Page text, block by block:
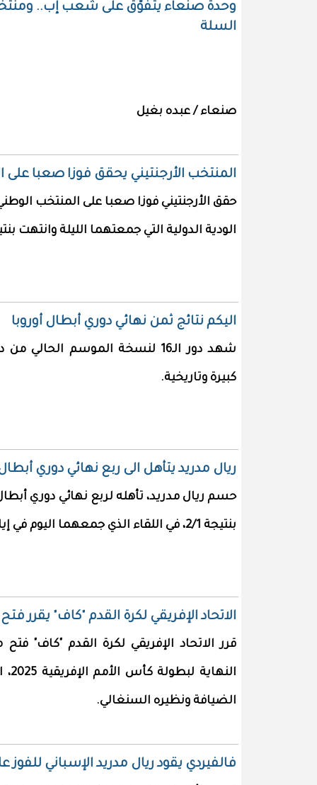
وحدة صنعاء يتفوَّق على شعب إب..
السلة
صنعاء / عبده بغيل
المنتخب الأرجنتيني يحقق فوزا صعبا
حقق الأرجنتيني فوزا صعبا على المنتخب
الودية الدولية التي جمعتهما الليلة وانتهت
اليكم نتائج ثمن نهائي دوري أبطال أوروبا
كبيرة وتاريخية.
ريال مدريد يتأهل الى ربع نهائي دوري أبطال
حسم ريال مدريد، تأهله لربع نهائي دوري
بنتيجة 2/1، في اللقاء الذي جمعهما اليوم في إياب ثمن النهائي.
الاتحاد الإفريقي لكرة القدم "كاف" يقرر
قرر الاتحاد الإفريقي لكرة القدم "كاف"
الضيافة ونظيره السنغالي.
فالفيردي يقود ريال مدريد الإسباني